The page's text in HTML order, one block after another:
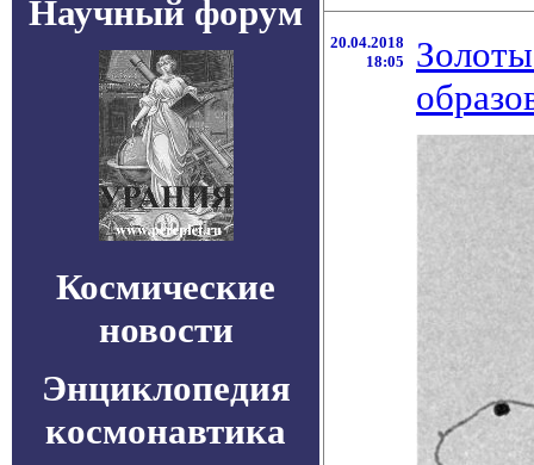
Научный форум
Космические
новости
Энциклопедия
космонавтика
20.04.2018
18:05